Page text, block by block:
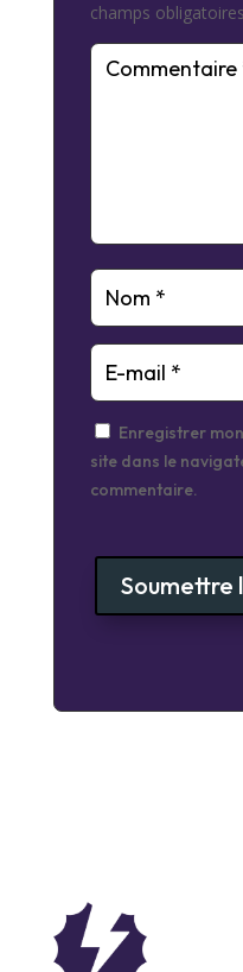
champs
Enregistrer
site dans le
commentaire.
Soumettre